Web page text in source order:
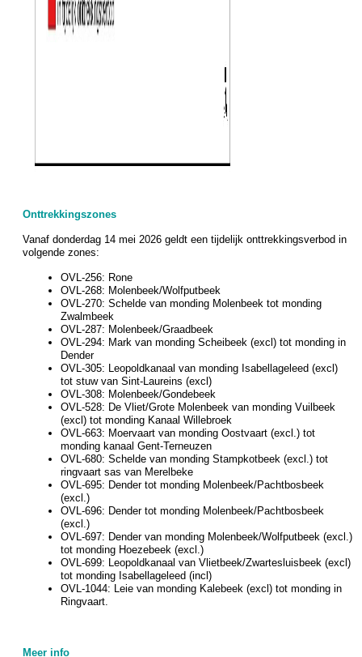
Onttrekkingszones
Vanaf donderdag 14 mei 2026 geldt een tijdelijk onttrekkingsverbod in
volgende zones:
OVL-256: Rone
OVL-268: Molenbeek/Wolfputbeek
OVL-270: Schelde van monding Molenbeek tot monding
Zwalmbeek
OVL-287: Molenbeek/Graadbeek
OVL-294: Mark van monding Scheibeek (excl) tot monding in
Dender
OVL-305: Leopoldkanaal van monding Isabellageleed (excl)
tot stuw van Sint-Laureins (excl)
OVL-308: Molenbeek/Gondebeek
OVL-528: De Vliet/Grote Molenbeek van monding Vuilbeek
(excl) tot monding Kanaal Willebroek
OVL-663: Moervaart van monding Oostvaart (excl.) tot
monding kanaal Gent-Terneuzen
OVL-680: Schelde van monding Stampkotbeek (excl.) tot
ringvaart sas van Merelbeke
OVL-695: Dender tot monding Molenbeek/Pachtbosbeek
(excl.)
OVL-696: Dender tot monding Molenbeek/Pachtbosbeek
(excl.)
OVL-697: Dender van monding Molenbeek/Wolfputbeek (excl.)
tot monding Hoezebeek (excl.)
OVL-699: Leopoldkanaal van Vlietbeek/Zwartesluisbeek (excl)
tot monding Isabellageleed (incl)
OVL-1044: Leie van monding Kalebeek (excl) tot monding in
Ringvaart.
Meer info